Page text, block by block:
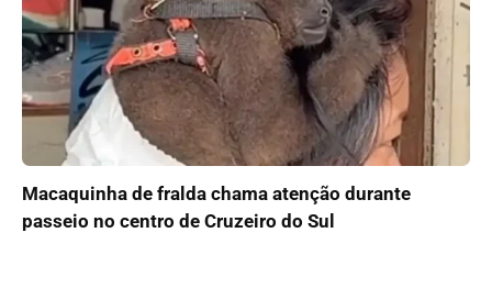
Macaquinha de fralda chama atenção durante
passeio no centro de Cruzeiro do Sul